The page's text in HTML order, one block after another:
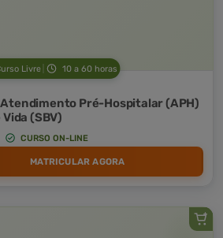
Livre 10 a 60 horas
Atendimento Pré-Hospitalar (APH)
(SBV)
CURSO ON-LINE
MATRICULAR AGORA